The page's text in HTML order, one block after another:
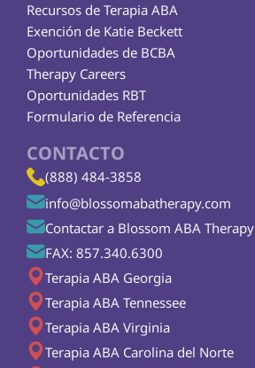
Exención de Katie Beckett
Recursos de Terapia ABA
Therapy Careers
Oportunidades de BCBA
Oportunidades RBT
Formulario de Referencia
CONTACTO
(888) 484-3858
info@blossomabatherapy.com
Contactar a Blossom ABA Therapy
FAX: 857.340.6300
Terapia ABA Georgia
Terapia ABA Tennessee
Terapia ABA Virginia
Terapia ABA Carolina del Norte